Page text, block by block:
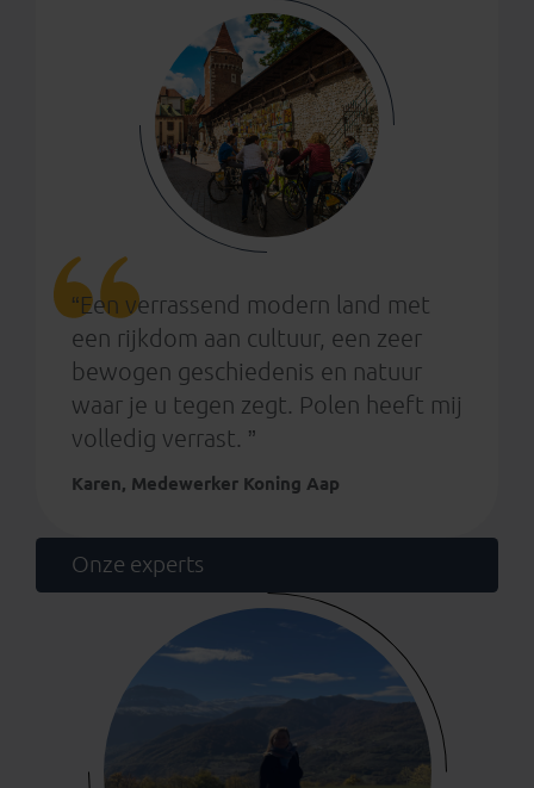
“Een verrassend modern land met
een rijkdom aan cultuur, een zeer
bewogen geschiedenis en natuur
waar je u tegen zegt. Polen heeft mij
volledig verrast. ”
Karen, Medewerker Koning Aap
Onze experts